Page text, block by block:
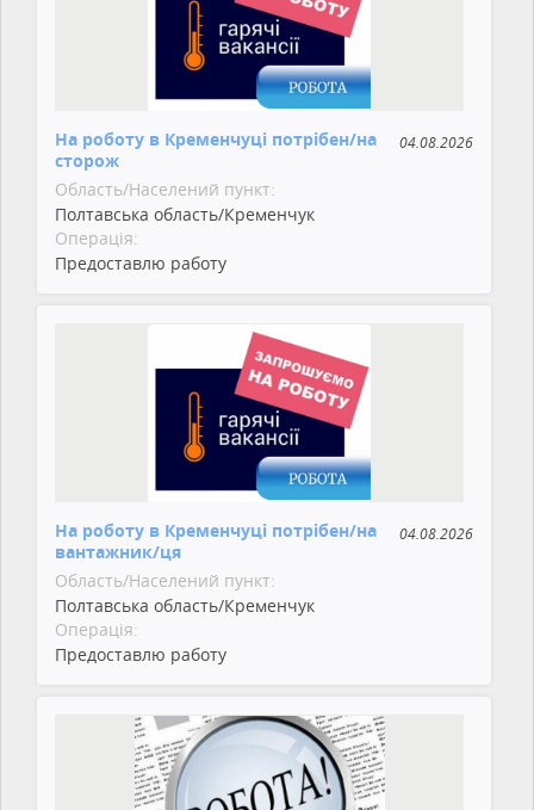
На роботу в Кременчуці потрібен/на
сторож
04.08.2026
Область/Населений пункт:
Полтавська область/Кременчук
Операція:
Предоставлю работу
На роботу в Кременчуці потрібен/на
вантажник/ця
04.08.2026
Область/Населений пункт:
Полтавська область/Кременчук
Операція:
Предоставлю работу